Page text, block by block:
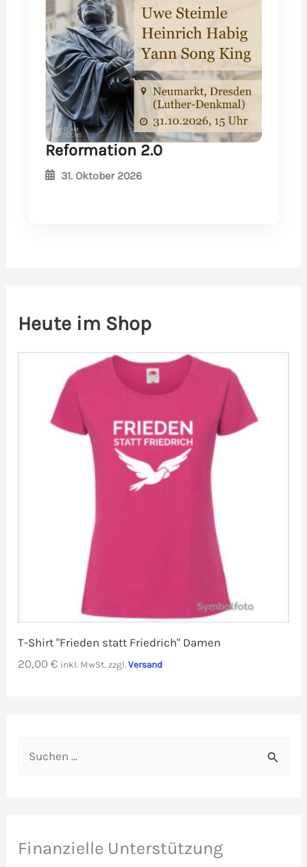
Reformation 2.0
31. Oktober 2026
Heute im Shop
T-Shirt "Frieden statt Friedrich" Damen
20,00€ inkl. MwSt. zzgl.Versand
e
Finanzielle Unterstützung